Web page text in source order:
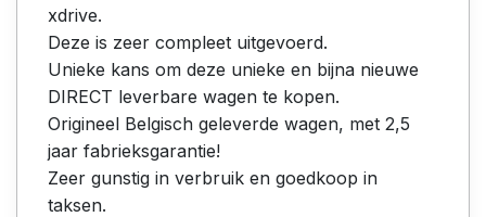
xdrive.
Deze is zeer compleet uitgevoerd.
Unieke kans om deze unieke en bijna nieuwe
DIRECT leverbare wagen te kopen.
Origineel Belgisch geleverde wagen, met 2,5
jaar fabrieksgarantie!
Zeer gunstig in verbruik en goedkoop in
taksen.